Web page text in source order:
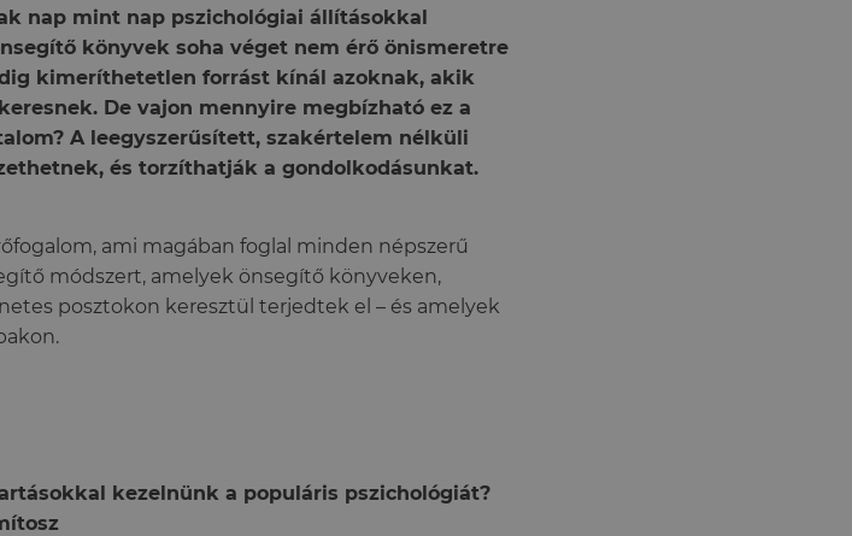
nap mint nap pszichológiai állításokkal
könyvek soha véget nem érő önismeretre
kimeríthetetlen forrást kínál azoknak, akik
De vajon mennyire megbízható ez a
A leegyszerűsített, szakértelem nélküli
és torzíthatják a gondolkodásunkat.
ami magában foglal minden népszerű
módszert, amelyek önsegítő könyveken,
posztokon keresztül terjedtek el – és amelyek
kezelnünk a populáris pszichológiát?